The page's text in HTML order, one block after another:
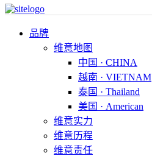
品牌
维意地图
中国 · CHINA
越南 · VIETNAM
泰国 · Thailand
美国 · American
维意实力
维意历程
维意责任